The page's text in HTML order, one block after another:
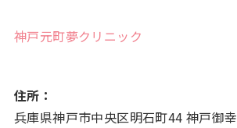
神戸元町夢クリニック
住所：
兵庫県神戸市中央区明石町44 神戸御